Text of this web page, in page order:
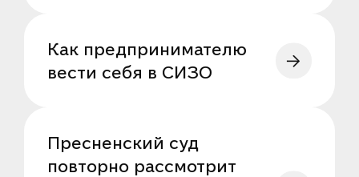
Как предпринимателю
вести себя в СИЗО
Пресненский суд
повторно рассмотрит